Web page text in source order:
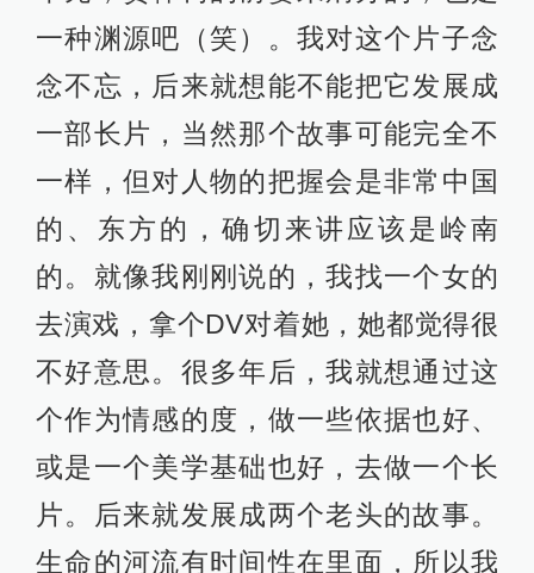
导 筒：这个片子的拍摄周期是多少？
能看出里面的取景相当考究，前期勘
景是不是花了很多的心思。
龙淼渊：南方电影的生产力量，不管
是人还是资源都很局限，你也知道中
国电影方面唯一的中心是北京，其次
是上海。跟经济体量比，岭南在做真
正严肃的电影生产工作的人少得可
怜，2015年平道打算回南方生活，我
们俩就商量搞点事情。